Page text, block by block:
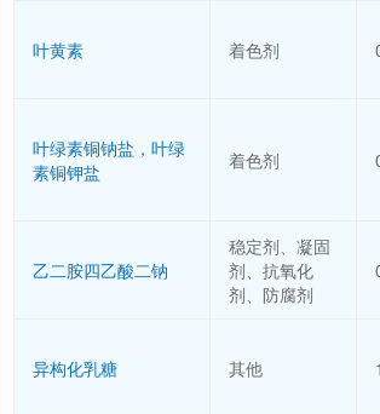
叶黄素 着色剂
叶绿素铜钠盐，叶绿
素铜钾盐
着色剂
乙二胺四乙酸二钠
稳定剂、凝固
剂、抗氧化
剂、防腐剂
异构化乳糖 其他